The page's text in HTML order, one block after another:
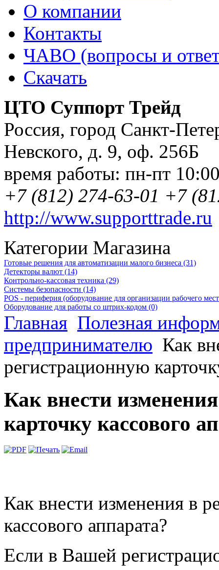
О компании
Контакты
ЧАВО (вопросы и
Скачать
ЦТО Суппорт Трейд
Россия, город Санкт-
Невского, д. 9, оф. 256Б
время работы: пн-пт
+7 (812) 274-63-01 +7
http://www.supporttrade.ru
Категории Магазина
Готовые решения для автоматизации малого бизнеса (31)
Детекторы валют (14)
Контрольно-кассовая техника (29)
Системы безопасности (14)
POS - периферия (оборудование для организации рабочего
Оборудование для работы со штрих-кодом (0)
Главная Полезная
предпринимателю Как
регистрационную
Как внести
карточку кассового
Как внести изменения в
кассового аппарата?
Если в Вашей